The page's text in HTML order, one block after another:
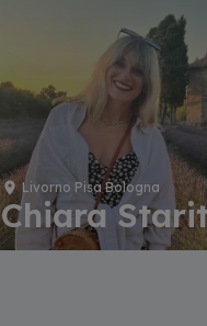
Livorno Pisa Bologna
Chiara